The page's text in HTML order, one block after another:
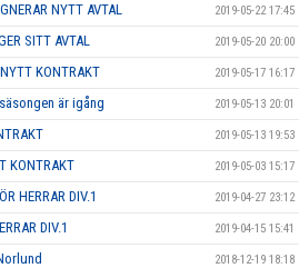
NYTT AVTAL 2019-05-22 17:45
SITT AVTAL 2019-05-20 20:00
KONTRAKT 2019-05-17 16:17
är igång 2019-05-13 20:01
2019-05-13 19:53
KONTRAKT 2019-05-03 15:17
HERRAR DIV.1 2019-04-27 23:12
DIV.1 2019-04-15 15:41
2018-12-19 18:18